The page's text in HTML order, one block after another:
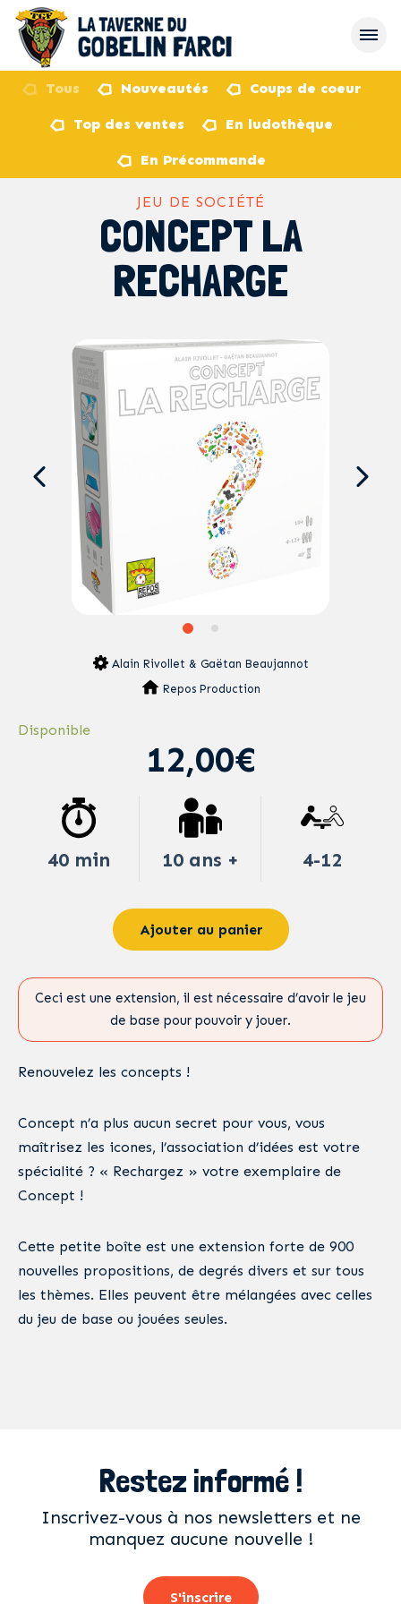
Tous Nouveautés Coups de coeur
Top des ventes En ludothèque
En Précommande
JEU DE SOCIÉTÉ
CONCEPT LA
RECHARGE
Alain Rivollet & Gaëtan Beaujannot
Repos Production
Disponible
12,00€
40 min 10 ans + 4-12
Ajouter au panier
Ceci est une extension, il est nécessaire d’avoir le jeu
de base pour pouvoir y jouer.
Renouvelez les concepts !
Concept n’a plus aucun secret pour vous, vous
maîtrisez les icones, l’association d’idées est votre
spécialité ? « Rechargez » votre exemplaire de
Concept !
Cette petite boîte est une extension forte de 900
nouvelles propositions, de degrés divers et sur tous
les thèmes. Elles peuvent être mélangées avec celles
du jeu de base ou jouées seules.
Restez informé !
Inscrivez-vous à nos newsletters et ne
manquez aucune nouvelle !
S'inscrire